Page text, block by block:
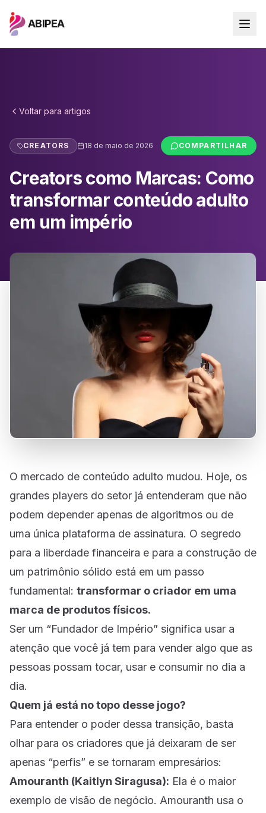
ABIPEA
Voltar para artigos
CREATORS 18 de maio de 2026 COMPARTILHAR
Creators como Marcas: Como
transformar conteúdo adulto
em um império
O mercado de conteúdo adulto mudou. Hoje, os
grandes players do setor já entenderam que não
podem depender apenas de algoritmos ou de
uma única plataforma de assinatura. O segredo
para a liberdade financeira e para a construção de
um patrimônio sólido está em um passo
fundamental: transformar o criador em uma
marca de produtos físicos.
Ser um “Fundador de Império” significa usar a
atenção que você já tem para vender algo que as
pessoas possam tocar, usar e consumir no dia a
dia.
Quem já está no topo desse jogo?
Para entender o poder dessa transição, basta
olhar para os criadores que já deixaram de ser
apenas “perfis” e se tornaram empresários:
Amouranth (Kaitlyn Siragusa): Ela é o maior
exemplo de visão de negócio. Amouranth usa o